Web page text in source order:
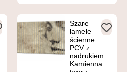
Szare
lamele
ścienne
PCV z
nadrukiem
Kamienna